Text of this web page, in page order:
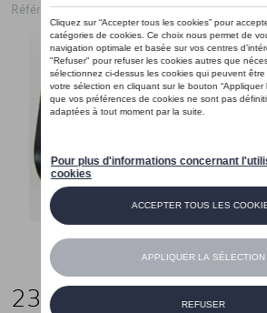
Référence: 7E0071705A
23,00 €